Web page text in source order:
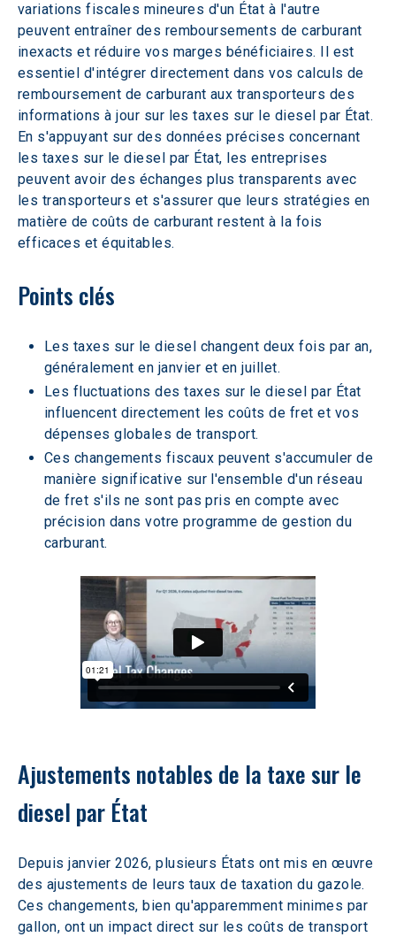
variations fiscales mineures d'un État à l'autre
peuvent entraîner des remboursements de carburant
inexacts et réduire vos marges bénéficiaires. Il est
essentiel d'intégrer directement dans vos calculs de
remboursement de carburant aux transporteurs des
informations à jour sur les taxes sur le diesel par État.
En s'appuyant sur des données précises concernant
les taxes sur le diesel par État, les entreprises
peuvent avoir des échanges plus transparents avec
les transporteurs et s'assurer que leurs stratégies en
matière de coûts de carburant restent à la fois
efficaces et équitables.
Points clés
Les taxes sur le diesel changent deux fois par an,
généralement en janvier et en juillet.
Les fluctuations des taxes sur le diesel par État
influencent directement les coûts de fret et vos
dépenses globales de transport.
Ces changements fiscaux peuvent s'accumuler de
manière significative sur l'ensemble d'un réseau
de fret s'ils ne sont pas pris en compte avec
précision dans votre programme de gestion du
carburant.
Ajustements notables de la taxe sur le
diesel par État
Depuis janvier 2026, plusieurs États ont mis en œuvre
des ajustements de leurs taux de taxation du gazole.
Ces changements, bien qu'apparemment minimes par
gallon, ont un impact direct sur les coûts de transport